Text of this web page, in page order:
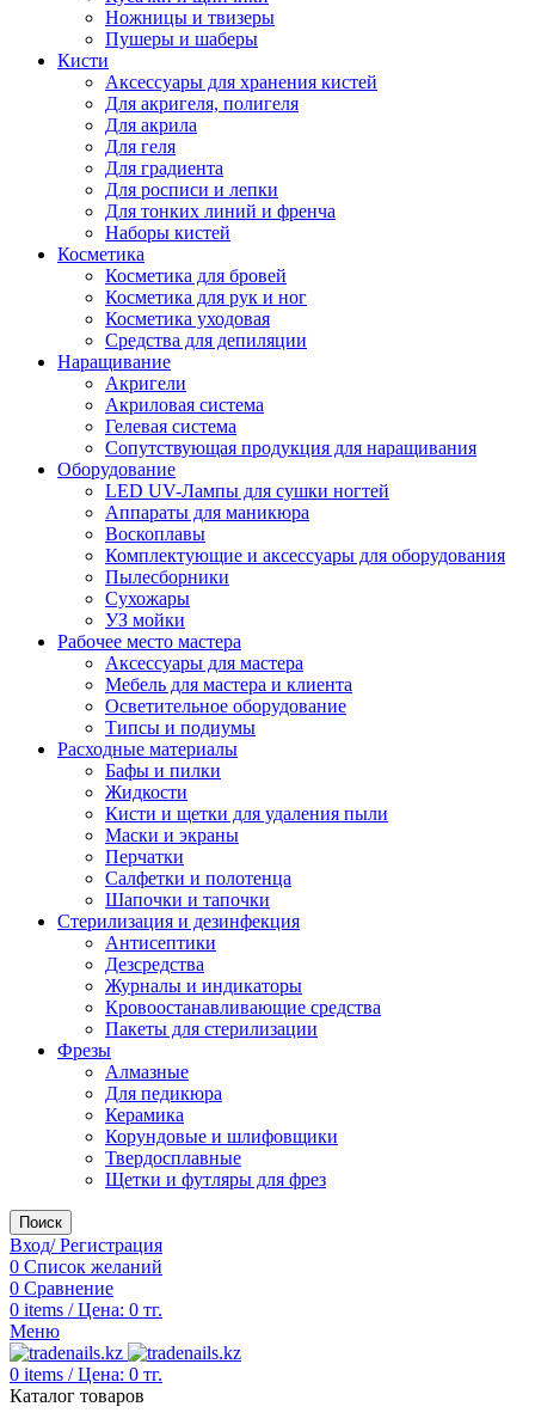
Ножницы и твизеры
Пушеры и шаберы
Кисти
Аксессуары для хранения кистей
Для акригеля, полигеля
Для акрила
Для геля
Для градиента
Для росписи и лепки
Для тонких линий и френча
Наборы кистей
Косметика
Косметика для бровей
Косметика для рук и ног
Косметика уходовая
Средства для депиляции
Наращивание
Акригели
Акриловая система
Гелевая система
Сопутствующая продукция для наращивания
Оборудование
LED UV-Лампы для сушки ногтей
Аппараты для маникюра
Воскоплавы
Комплектующие и аксессуары для оборудования
Пылесборники
Сухожары
УЗ мойки
Рабочее место мастера
Аксессуары для мастера
Мебель для мастера и клиента
Осветительное оборудование
Типсы и подиумы
Расходные материалы
Бафы и пилки
Жидкости
Кисти и щетки для удаления пыли
Маски и экраны
Перчатки
Салфетки и полотенца
Шапочки и тапочки
Стерилизация и дезинфекция
Антисептики
Дезсредства
Журналы и индикаторы
Кровоостанавливающие средства
Пакеты для стерилизации
Фрезы
Алмазные
Для педикюра
Керамика
Корундовые и шлифовщики
Твердосплавные
Щетки и футляры для фрез
Поиск
Вход/ Регистрация
0 Список желаний
0 Сравнение
0 items / Цена: 0 тг.
Меню
0 items / Цена: 0 тг.
Каталог товаров